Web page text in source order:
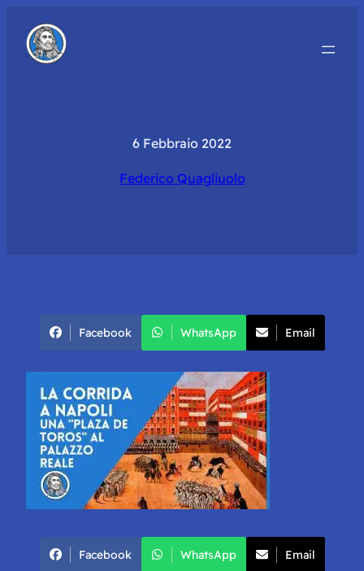
6 Febbraio 2022
Federico Quagliuolo
Facebook WhatsApp Email
Facebook WhatsApp Email